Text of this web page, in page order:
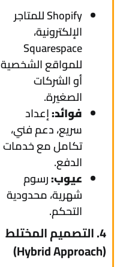
Shopify للمتاجر
الإلكترونية،
Squarespace
للمواقع الشخصية
أو الشركات
الصغيرة.
فوائد:إعداد
سريع، دعم فني،
تكامل مع خدمات
الدفع.
عيوب:رسوم
شهرية، محدودية
التحكم.
4. التصميم المختلط
(Hybrid Approach)